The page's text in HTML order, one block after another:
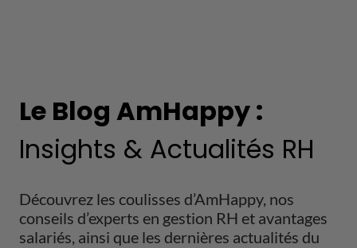
Le Blog AmHappy :
Insights & Actualités RH
Découvrez les coulisses d’AmHappy, nos
conseils d’experts en gestion RH et avantages
salariés, ainsi que les dernières actualités du